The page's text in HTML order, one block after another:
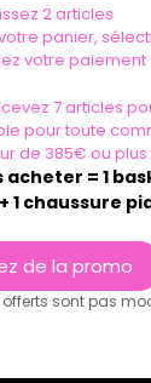
2 articles
panier,
votre paiement
7 articles
pour toute
de 385€ ou plus.
acheter = 1
1 chaussure
de la promo
offerts sont pas